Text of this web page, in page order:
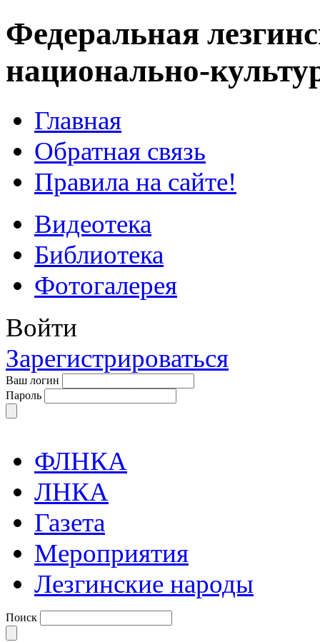
Федеральная
национально-
Главная
Обратная связь
Правила на сайте!
Видеотека
Библиотека
Фотогалерея
Войти
Зарегистрироваться
Ваш логин
Пароль
ФЛНКА
ЛНКА
Газета
Мероприятия
Лезгинские народы
Поиск